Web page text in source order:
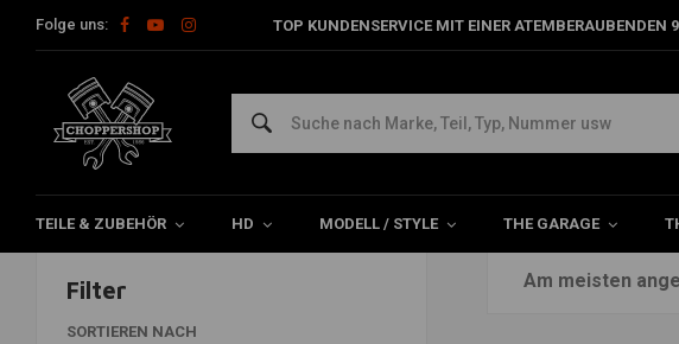
Folge uns: TOP KUNDENSERVICE MIT EINER ATEMBERAUBENDEN
TEILE & ZUBEHÖR HD MODELL / STYLE THE GARAGE
Marken
Filter
SORTIEREN NACH
Am meisten